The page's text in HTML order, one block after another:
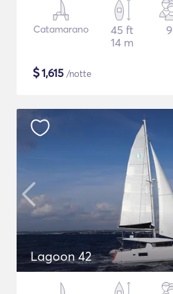
Catamarano
45 ft
14 m
9
$1,615 /notte
Lagoon 42